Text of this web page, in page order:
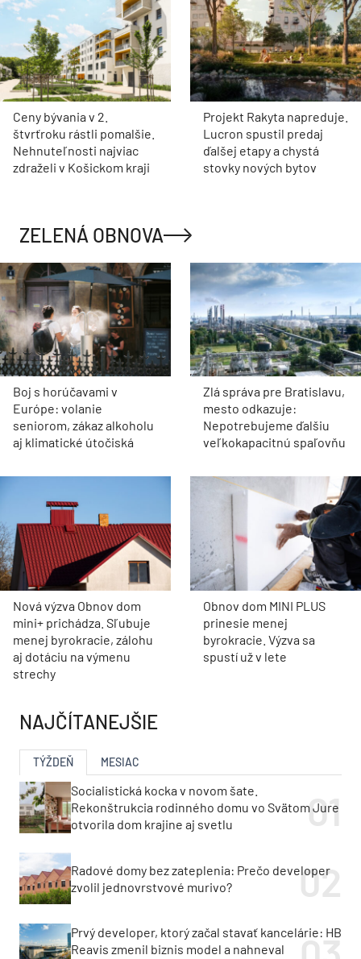
Ceny bývania v 2.
štvrťroku rástli pomalšie.
Nehnuteľnosti najviac
zdraželi v Košickom kraji
Projekt Rakyta napreduje.
Lucron spustil predaj
ďalšej etapy a chystá
stovky nových bytov
ZELENÁ OBNOVA
Boj s horúčavami v
Európe: volanie
seniorom, zákaz alkoholu
aj klimatické útočiská
Zlá správa pre Bratislavu,
mesto odkazuje:
Nepotrebujeme ďalšiu
veľkokapacitnú spaľovňu
Nová výzva Obnov dom
mini+ prichádza. Sľubuje
menej byrokracie, zálohu
aj dotáciu na výmenu
strechy
Obnov dom MINI PLUS
prinesie menej
byrokracie. Výzva sa
spustí už v lete
NAJČÍTANEJŠIE
TÝŽDEŇ MESIAC
Socialistická kocka v novom šate.
Rekonštrukcia rodinného domu vo Svätom Jure
otvorila dom krajine aj svetlu
Radové domy bez zateplenia: Prečo developer
zvolil jednovrstvové murivo?
Prvý developer, ktorý začal stavať kancelárie: HB
Reavis zmenil biznis model a nahneval